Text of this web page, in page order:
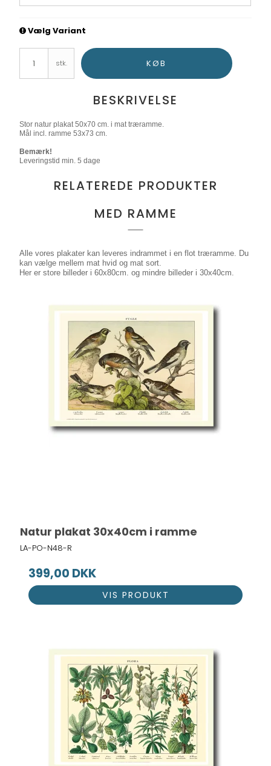
Vælg Variant
stk. KØB
BESKRIVELSE
Stor natur plakat 50x70 cm. i mat træramme.
Mål incl. ramme 53x73 cm.
Bemærk!
Leveringstid min. 5 dage
RELATEREDE PRODUKTER
MED RAMME
Alle vores plakater kan leveres indrammet i en flot træramme. Du
kan vælge mellem mat hvid og mat sort.
Her er store billeder i 60x80cm. og mindre billeder i 30x40cm.
Natur plakat 30x40cm i ramme
LA-PO-N48-R
399,00 DKK
VIS PRODUKT